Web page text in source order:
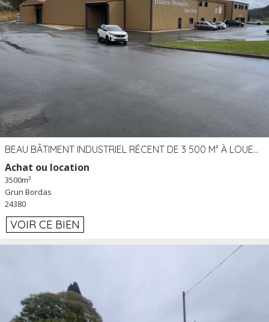
BEAU BÂTIMENT INDUSTRIEL RÉCENT DE 3 500 M² À LOUER OU VENDRE PROCHE PÉRIGUEUX (24)
Achat ou location
3500m²
Grun Bordas
24380
VOIR CE BIEN